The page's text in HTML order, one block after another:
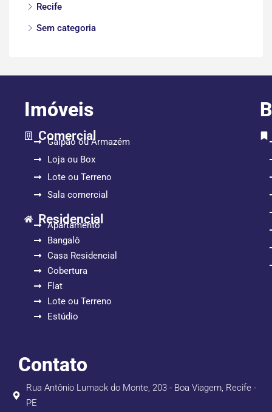
Recife
Sem categoria
Imóveis
Comercial
Galpão ou Armazém
Loja ou Box
Lote ou Terreno
Sala comercial
Residencial
Apartamento
Bangalô
Casa Residencial
Cobertura
Flat
Lote ou Terreno
Estúdio
Contato
Rua Antônio Lumack do Monte, 203 - Boa Viagem, Recife -
PE